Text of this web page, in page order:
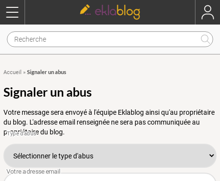
Accueil » Signaler un abus
Signaler un abus
Votre message sera envoyé à l'équipe Eklablog ainsi qu'au propriétaire
du blog. L'adresse email renseignée ne sera pas communiquée au
propriétaire du blog.